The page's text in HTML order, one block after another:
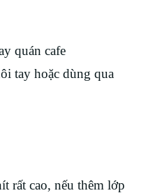
quán cafe
tay hoặc dùng qua
rất cao, nếu thêm lớp